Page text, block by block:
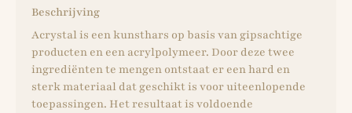
Beschrijving
Acrystal is een kunsthars op basis van gipsachtige
producten en een acrylpolymeer. Door deze twee
ingrediënten te mengen ontstaat er een hard en
sterk materiaal dat geschikt is voor uiteenlopende
toepassingen. Het resultaat is voldoende